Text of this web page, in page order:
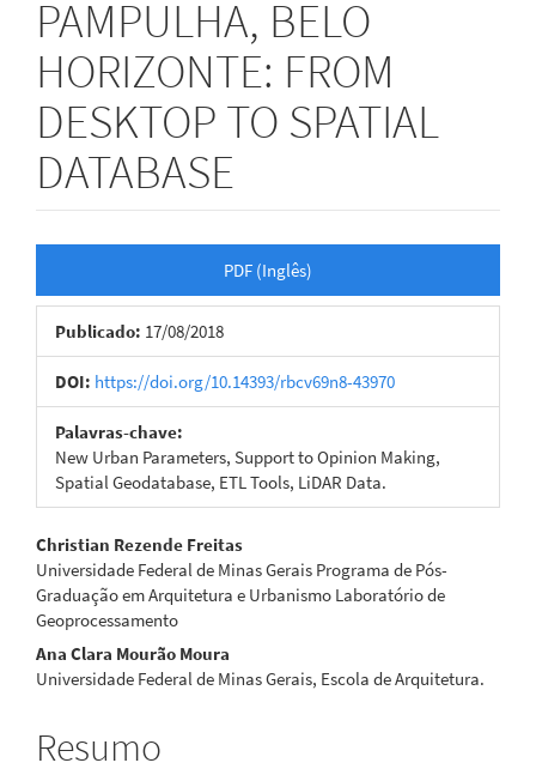
PAMPULHA, BELO
HORIZONTE: FROM
DESKTOP TO SPATIAL
DATABASE
lateral
de
artigos
PDF (Inglês)
Publicado: 17/08/2018
DOI: https://doi.org/10.14393/rbcv69n8-43970
Palavras-chave:
New Urban Parameters, Support to Opinion Making,
Spatial Geodatabase, ETL Tools, LiDAR Data.
Conteúdo
do
artigo
principal
Christian Rezende Freitas
Universidade Federal de Minas Gerais Programa de Pós-
Graduação em Arquitetura e Urbanismo Laboratório de
Geoprocessamento
Ana Clara Mourão Moura
Universidade Federal de Minas Gerais, Escola de Arquitetura.
Resumo